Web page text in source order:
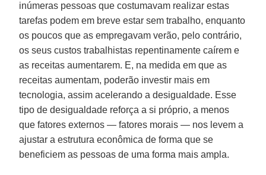
inúmeras pessoas que costumavam realizar estas
tarefas podem em breve estar sem trabalho, enquanto
os poucos que as empregavam verão, pelo contrário,
os seus custos trabalhistas repentinamente caírem e
as receitas aumentarem. E, na medida em que as
receitas aumentam, poderão investir mais em
tecnologia, assim acelerando a desigualdade. Esse
tipo de desigualdade reforça a si próprio, a menos
que fatores externos — fatores morais — nos levem a
ajustar a estrutura econômica de forma que se
beneficiem as pessoas de uma forma mais ampla.